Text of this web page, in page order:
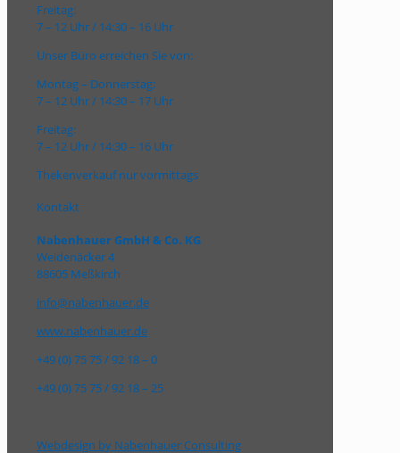
Freitag:
7 – 12 Uhr / 14:30 – 16 Uhr
Unser Büro erreichen Sie von:
Montag – Donnerstag:
7 – 12 Uhr / 14:30 – 17 Uhr
Freitag:
7 – 12 Uhr / 14:30 – 16 Uhr
Thekenverkauf nur vormittags
Kontakt
Nabenhauer GmbH & Co. KG
Weidenäcker 4
88605 Meßkirch
info@nabenhauer.de
www.nabenhauer.de
+49 (0) 75 75 / 92 18 – 0
+49 (0) 75 75 / 92 18 – 25
Webdesign by Nabenhauer Consulting